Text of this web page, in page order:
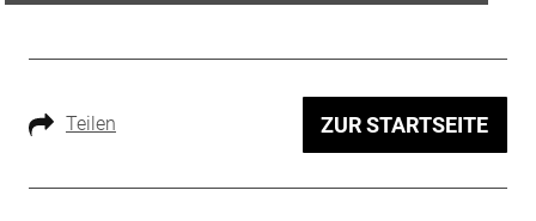
Teilen ZUR STARTSEITE